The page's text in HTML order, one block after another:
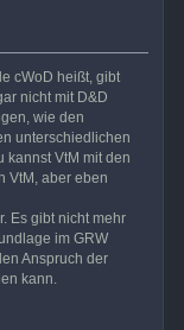
cWoD heißt, gibt
nicht mit D&D
wie den
unterschiedlichen
kannst VtM mit den
VtM, aber eben
Es gibt nicht mehr
im GRW
Anspruch der
kann.